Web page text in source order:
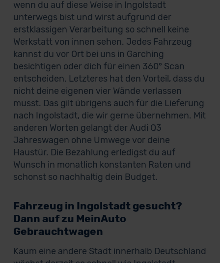
wenn du auf diese Weise in Ingolstadt
unterwegs bist und wirst aufgrund der
erstklassigen Verarbeitung so schnell keine
Werkstatt von innen sehen. Jedes Fahrzeug
kannst du vor Ort bei uns in Garching
besichtigen oder dich für einen 360° Scan
entscheiden. Letzteres hat den Vorteil, dass du
nicht deine eigenen vier Wände verlassen
musst. Das gilt übrigens auch für die Lieferung
nach Ingolstadt, die wir gerne übernehmen. Mit
anderen Worten gelangt der Audi Q3
Jahreswagen ohne Umwege vor deine
Haustür. Die Bezahlung erledigst du auf
Wunsch in monatlich konstanten Raten und
schonst so nachhaltig dein Budget.
Fahrzeug in Ingolstadt gesucht?
Dann auf zu MeinAuto
Gebrauchtwagen
Kaum eine andere Stadt innerhalb Deutschland